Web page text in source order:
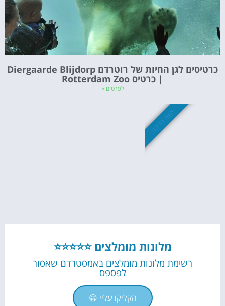
כרטיסים לגן החיות של רוטרדם Diergaarde Blijdorp
| כרטיס Rotterdam Zoo
לפרטים »
מלונות מומלצים ⭐⭐⭐⭐⭐
רשימת מלונות מומלצים באמסטרדם שאסור
לפספס
הקליקו עליי 😀
שווה בדיקה